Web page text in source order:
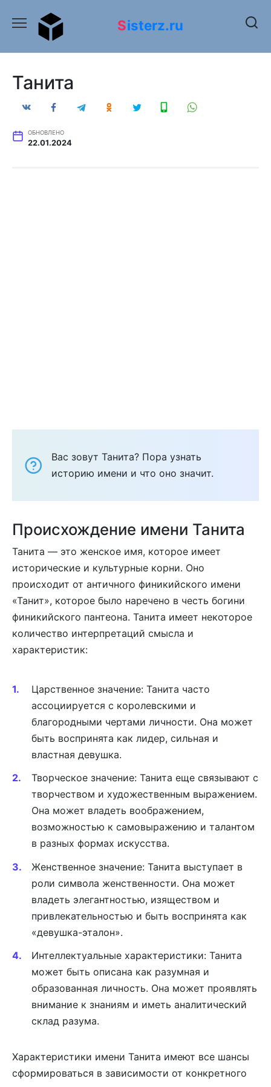
содержанию
Sisterz.ru
Танита
ОБНОВЛЕНО
22.01.2024
Вас зовут Танита? Пора узнать
историю имени и что оно значит.
Происхождение имени Танита
Танита — это женское имя, которое имеет
исторические и культурные корни. Оно
происходит от античного финикийского имени
«Танит», которое было наречено в честь богини
финикийского пантеона. Танита имеет некоторое
количество интерпретаций смысла и
характеристик:
Царственное значение: Танита часто
ассоциируется с королевскими и
благородными чертами личности. Она может
быть воспринята как лидер, сильная и
властная девушка.
Творческое значение: Танита еще связывают с
творчеством и художественным выражением.
Она может владеть воображением,
возможностью к самовыражению и талантом
в разных формах искусства.
Женственное значение: Танита выступает в
роли символа женственности. Она может
владеть элегантностью, изяществом и
привлекательностью и быть воспринята как
«девушка-эталон».
Интеллектуальные характеристики: Танита
может быть описана как разумная и
образованная личность. Она может проявлять
внимание к знаниям и иметь аналитический
склад разума.
Характеристики имени Танита имеют все шансы
сформироваться в зависимости от конкретного